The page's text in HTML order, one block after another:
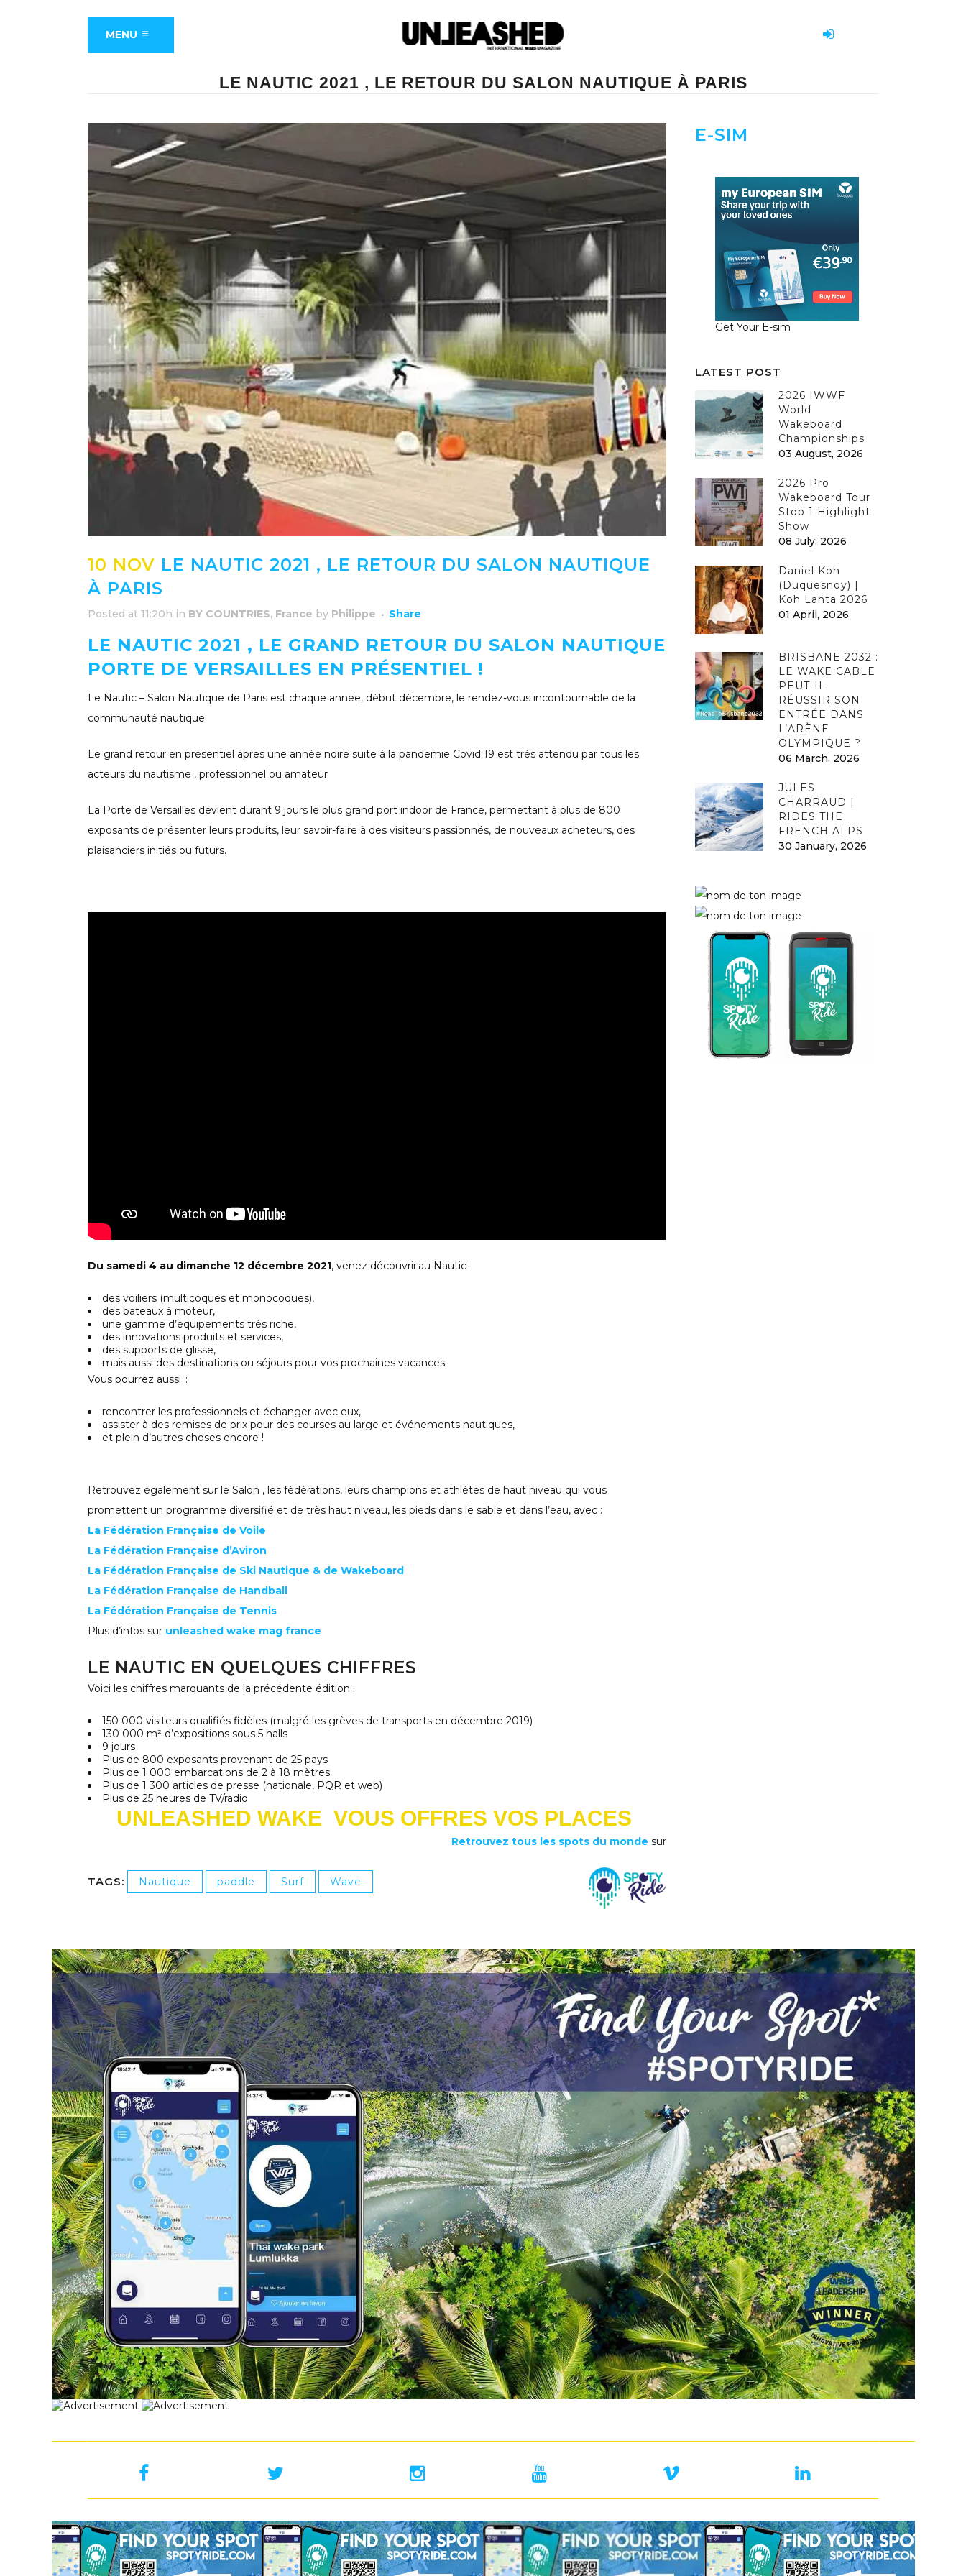
MENU
LE NAUTIC 2021 , LE RETOUR DU SALON NAUTIQUE À PARIS
10 NOV LE NAUTIC 2021 , LE RETOUR DU SALON NAUTIQUE
À PARIS
Posted at 11:20h in BY COUNTRIES, France by Philippe Share
LE NAUTIC 2021 , LE GRAND RETOUR DU SALON NAUTIQUE
PORTE DE VERSAILLES EN PRÉSENTIEL !
Le Nautic – Salon Nautique de Paris est chaque année, début décembre, le rendez-vous incontournable de la
communauté nautique.
Le grand retour en présentiel âpres une année noire suite à la pandemie Covid 19 est très attendu par tous les
acteurs du nautisme , professionnel ou amateur
La Porte de Versailles devient durant 9 jours le plus grand port indoor de France, permettant à plus de 800
exposants de présenter leurs produits, leur savoir-faire à des visiteurs passionnés, de nouveaux acheteurs, des
plaisanciers initiés ou futurs.
Du samedi 4 au dimanche 12 décembre 2021, venez découvrir au Nautic :
des voiliers (multicoques et monocoques),
des bateaux à moteur,
une gamme d’équipements très riche,
des innovations produits et services,
des supports de glisse,
mais aussi des destinations ou séjours pour vos prochaines vacances.
Vous pourrez aussi :
rencontrer les professionnels et échanger avec eux,
assister à des remises de prix pour des courses au large et événements nautiques,
et plein d’autres choses encore !
Retrouvez également sur le Salon , les fédérations, leurs champions et athlètes de haut niveau qui vous
promettent un programme diversifié et de très haut niveau, les pieds dans le sable et dans l’eau, avec :
La Fédération Française de Voile
La Fédération Française d’Aviron
La Fédération Française de Ski Nautique & de Wakeboard
La Fédération Française de Handball
La Fédération Française de Tennis
Plus d’infos sur unleashed wake mag france
LE NAUTIC EN QUELQUES CHIFFRES
Voici les chiffres marquants de la précédente édition :
150 000 visiteurs qualifiés fidèles (malgré les grèves de transports en décembre 2019)
130 000 m² d’expositions sous 5 halls
9 jours
Plus de 800 exposants provenant de 25 pays
Plus de 1 000 embarcations de 2 à 18 mètres
Plus de 1 300 articles de presse (nationale, PQR et web)
Plus de 25 heures de TV/radio
UNLEASHED WAKE VOUS OFFRES VOS PLACES
Retrouvez tous les spots du monde sur
TAGS: Nautique paddle Surf Wave
E-SIM
Get Your E-sim
LATEST POST
2026 IWWF
World
Wakeboard
Championships
03 August, 2026
2026 Pro
Wakeboard Tour
Stop 1 Highlight
Show
08 July, 2026
Daniel Koh
(Duquesnoy) |
Koh Lanta 2026
01 April, 2026
BRISBANE 2032 :
LE WAKE CABLE
PEUT-IL
RÉUSSIR SON
ENTRÉE DANS
L’ARÈNE
OLYMPIQUE ?
06 March, 2026
JULES
CHARRAUD |
RIDES THE
FRENCH ALPS
30 January, 2026